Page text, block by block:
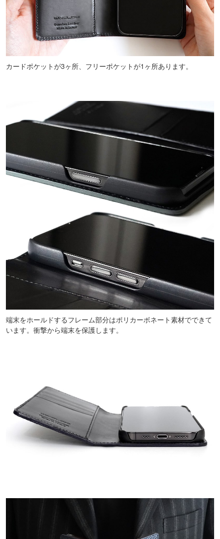
カードポケットが3ヶ所、フリーポケットが1ヶ所あります。
端末をホールドするフレーム部分はポリカーボネート素材でできて
います。衝撃から端末を保護します。